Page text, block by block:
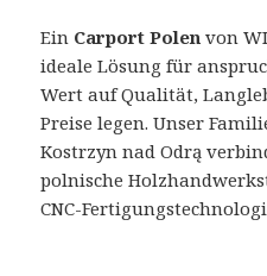
Ein Carport Polen von
ideale Lösung für
Wert auf Qualität,
Preise legen. Unser
Kostrzyn nad Odrą
polnische
CNC-